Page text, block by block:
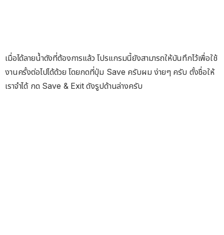
เมื่อได้ลายน้ำดังที่ต้องการแล้ว โปรแกรมนี้ยังสามารถให้บันทึกไว้เพื่อใช้
งานครั้งต่อไปได้ด้วย โดยกดที่ปุ่ม Save ครับผม ง่ายๆ ครับ ตั้งชื่อให้
เราจำได้ กด Save & Exit ดังรูปด้านล่างครับ